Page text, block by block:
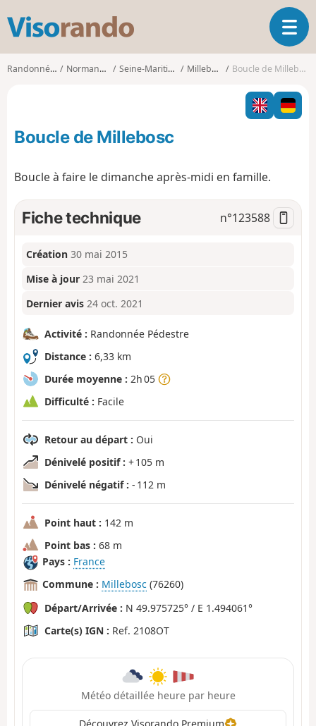
s
o
o
O
u
i
r
l
i
g
a
Randonnées Normandie Seine-Maritime Millebosc Boucle de Millebosc
Boucle de Millebosc
Boucle à faire le dimanche après-midi en famille.
Fiche technique n°123588
Création 30 mai 2015
Mise à jour 23 mai 2021
Dernier avis 24 oct. 2021
Activité : Randonnée Pédestre
Distance : 6,33 km
Durée moyenne : 2h 05
Difficulté : Facile
Retour au départ : Oui
Dénivelé positif : + 105 m
Dénivelé négatif : - 112 m
Point haut : 142 m
Point bas : 68 m
Pays : France
Commune : Millebosc (76260)
Départ/Arrivée : N 49.975725° / E 1.494061°
Carte(s) IGN : Ref. 2108OT
Météo détaillée heure par heure